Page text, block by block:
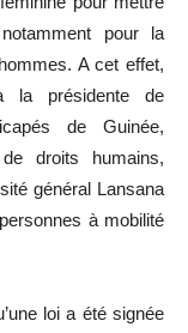
pour la
A cet effet,
la présidente de
de Guinée,
droits humains,
général Lansana
à mobilité
loi a été signée